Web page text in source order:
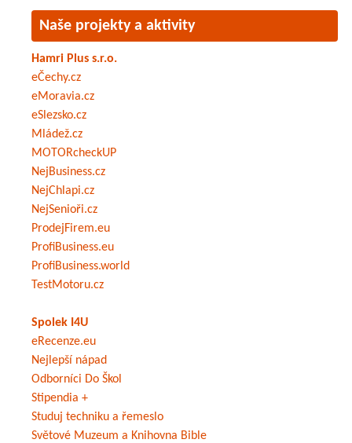
Naše projekty a aktivity
Hamri Plus s.r.o.
eČechy.cz
eMoravia.cz
eSlezsko.cz
Mládež.cz
MOTORcheckUP
NejBusiness.cz
NejChlapi.cz
NejSenioři.cz
ProdejFirem.eu
ProfiBusiness.eu
ProfiBusiness.world
TestMotoru.cz
Spolek I4U
eRecenze.eu
Nejlepší nápad
Odborníci Do Škol
Stipendia +
Studuj techniku a řemeslo
Světové Muzeum a Knihovna Bible